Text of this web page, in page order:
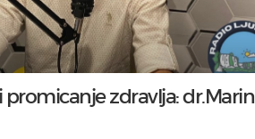
promicanje zdravlja: dr.Marin